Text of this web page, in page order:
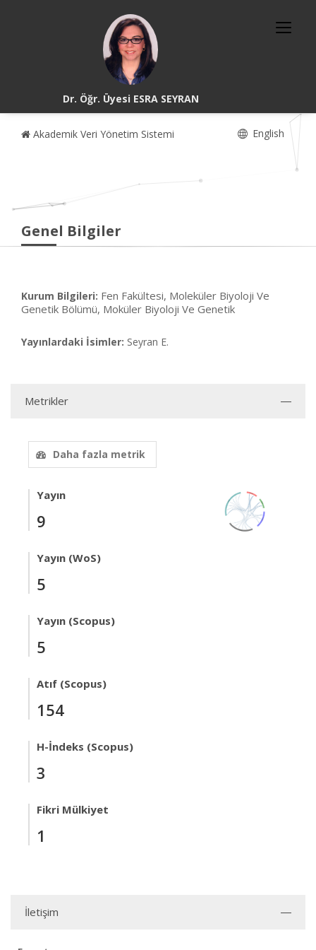
Dr. Öğr. Üyesi ESRA SEYRAN
Akademik Veri Yönetim Sistemi English
Genel Bilgiler
Kurum Bilgileri: Fen Fakültesi, Moleküler Biyoloji Ve
Genetik Bölümü, Moküler Biyoloji Ve Genetik
Yayınlardaki İsimler: Seyran E.
Metrikler
Daha fazla metrik
Yayın
9
Yayın (WoS)
5
Yayın (Scopus)
5
Atıf (Scopus)
154
H-İndeks (Scopus)
3
Fikri Mülkiyet
1
İletişim